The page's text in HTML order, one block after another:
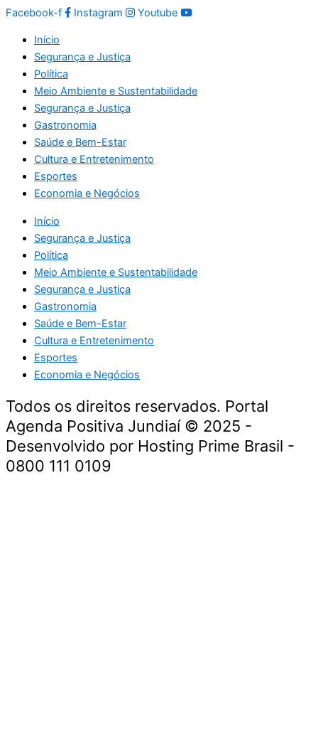
Facebook-f Instagram Youtube
Início
Segurança e Justiça
Política
Meio Ambiente e Sustentabilidade
Segurança e Justiça
Gastronomia
Saúde e Bem-Estar
Cultura e Entretenimento
Esportes
Economia e Negócios
Início
Segurança e Justiça
Política
Meio Ambiente e Sustentabilidade
Segurança e Justiça
Gastronomia
Saúde e Bem-Estar
Cultura e Entretenimento
Esportes
Economia e Negócios
Todos os direitos reservados. Portal
Agenda Positiva Jundiaí © 2025 -
Desenvolvido por Hosting Prime Brasil -
0800 111 0109